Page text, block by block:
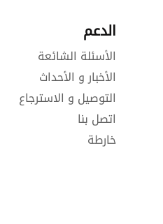
الدعم
الأسئلة الشائعة
الأخبار و الأحداث
التوصيل و الاسترجاع
اتصل بنا
خارطة